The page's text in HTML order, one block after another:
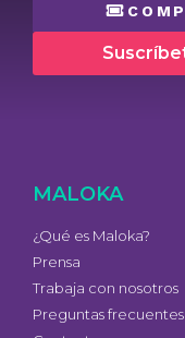
MALOKA
¿Qué es Maloka?
Prensa
Trabaja con nosotros
Preguntas frecuentes